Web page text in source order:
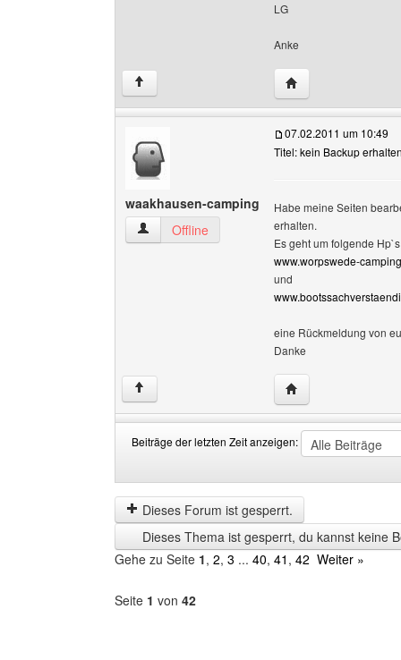
LG
Anke
↑ Website dieses
waakhausen-camping
waakhausen-camping Benutzer-Profile
Offline
07.02.2011 um 10:49
Titel: kein Backup
Habe meine Seiten
erhalten.
Es geht um folgende Hp`s
www.worpswede-
und
eine Rückmeldung von
Danke
↑ Website dieses
Beiträge der letzten Zeit anzeigen:
der
letzten
Zeit
anzeigen
by
Dieses Forum ist gesperrt.
Dieses Thema ist gesperrt, du kannst keine
Gehe zu Seite 1, 2, 3 ... 40, 41 , 42 Weiter »
Seite 1 von 42